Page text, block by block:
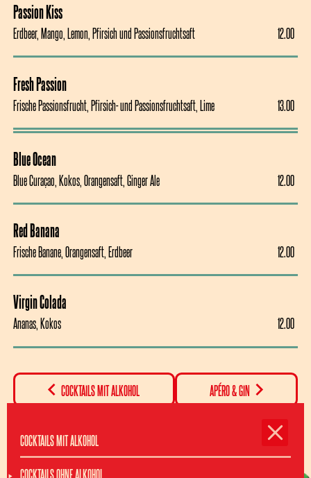
Passion Kiss
Erdbeer, Mango, Lemon, Pfirsich und Passionsfruchtsaft 12.00
Fresh Passion
Frische Passionsfrucht, Pfirsich- und Passionsfruchtsaft, Lime 13.00
Blue Ocean
Blue Curaçao, Kokos, Orangensaft, Ginger Ale 12.00
Red Banana
Frische Banane, Orangensaft, Erdbeer 12.00
Virgin Colada
Ananas, Kokos 12.00
COCKTAILS MIT ALKOHOL APÉRO & GIN
COCKTAILS MIT ALKOHOL
COCKTAILS OHNE ALKOHOL